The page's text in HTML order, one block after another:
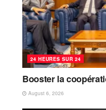
24 HEURES SUR 24
Booster la
August 6, 2026